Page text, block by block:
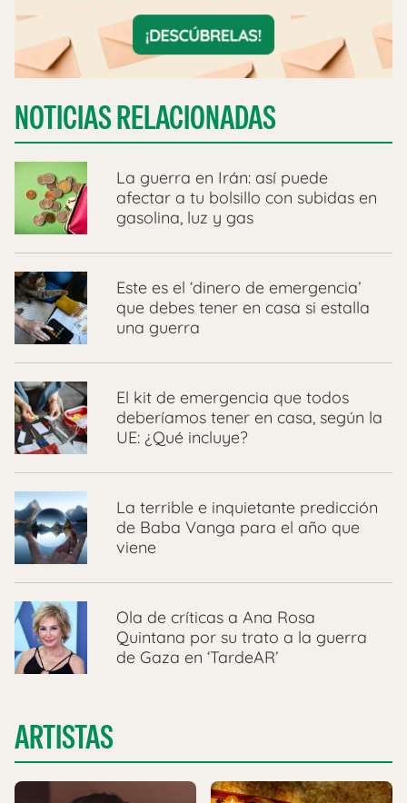
NOTICIAS RELACIONADAS
La guerra en Irán: así puede
afectar a tu bolsillo con subidas en
gasolina, luz y gas
Este es el ‘dinero de emergencia’
que debes tener en casa si estalla
una guerra
El kit de emergencia que todos
deberíamos tener en casa, según la
UE: ¿Qué incluye?
La terrible e inquietante predicción
de Baba Vanga para el año que
viene
Ola de críticas a Ana Rosa
Quintana por su trato a la guerra
de Gaza en ‘TardeAR’
ARTISTAS